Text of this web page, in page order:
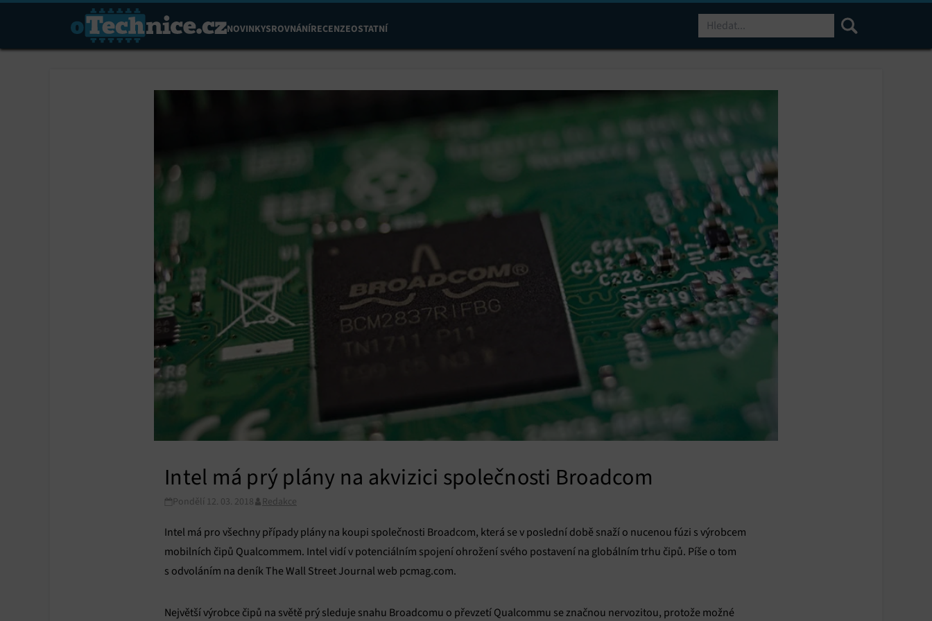
NOVINKYSROVNÁNÍRECENZEOSTATNÍ
Intel má prý plány na akvizici společnosti Broadcom
Pondělí 12. 03. 2018 Redakce
Intel má pro všechny případy plány na koupi společnosti Broadcom, která se v poslední době snaží o nucenou fúzi s výrobcem
mobilních čipů Qualcommem. Intel vidí v potenciálním spojení ohrožení svého postavení na globálním trhu čipů. Píše o tom
s odvoláním na deník The Wall Street Journal web pcmag.com.
Největší výrobce čipů na světě prý sleduje snahu Broadcomu o převzetí Qualcommu se značnou nervozitou, protože možné